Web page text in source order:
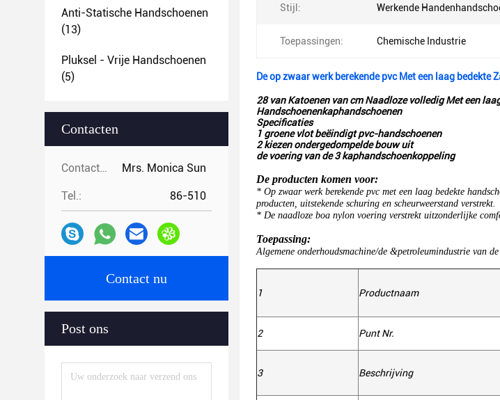
Anti-Statische Handschoenen
(13)
Pluksel - Vrije Handschoenen
(5)
Contacten
Contacten: Mrs. Monica Sun
Tel.: 86-510
Contact nu
Post ons
Stijl: Werkende
Toepassingen: Chemische Industrie
De op zwaar werk berekende pvc Met een laag
28 van Katoenen van cm Naadloze volledig Met een
Handschoenenkaphandschoenen
Specificaties
1 groene vlot beëindigt pvc-handschoenen
2 kiezen ondergedompelde bouw uit
de voering van de 3 kaphandschoenkoppeling
De producten komen voor:
* Op zwaar werk berekende pvc met een laag bedekte
producten, uitstekende schuring en scheurweerstand verstrekt.
* De naadloze boa nylon voering verstrekt uitzonderlijke
Toepassing:
Algemene onderhoudsmachine/de &petroleumindustrie van
1 Productnaam
2 Punt Nr.
3 Beschrijving